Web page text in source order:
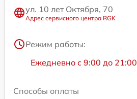
ул. 10 лет Октября, 70
Адрес сервисного центра RGK
Режим работы:
Ежедневно с 9:00 до 21:00
Способы оплаты